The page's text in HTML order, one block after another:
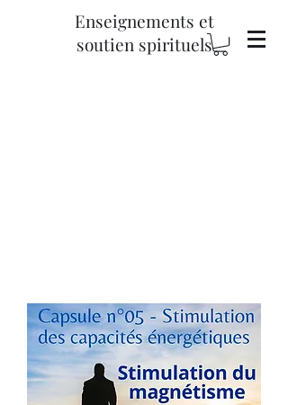
Enseignements et
soutien spirituels